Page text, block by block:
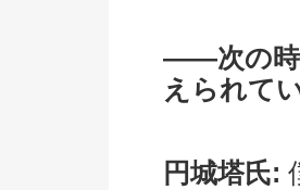
――次の時
えられて
円城塔氏: